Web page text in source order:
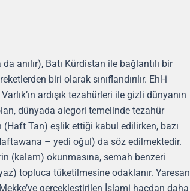
anılır), Batı Kürdistan ile bağlantılı bir
biri olarak sınıflandırılır. Ehl-i
ardışık tezahürleri ile gizli dünyanın
dünyada alegori temelinde tezahür
Tan) eşlik ettiği kabul edilirken, bazı
– yedi oğul) da söz edilmektedir.
(kalam) okunmasına, semah benzeri
topluca tüketilmesine odaklanır. Yaresan
gerçekleştirilen İslami hacdan daha